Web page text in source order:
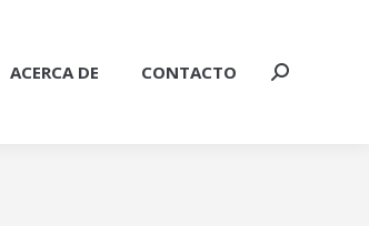
ACERCA DE CONTACTO Buscar: